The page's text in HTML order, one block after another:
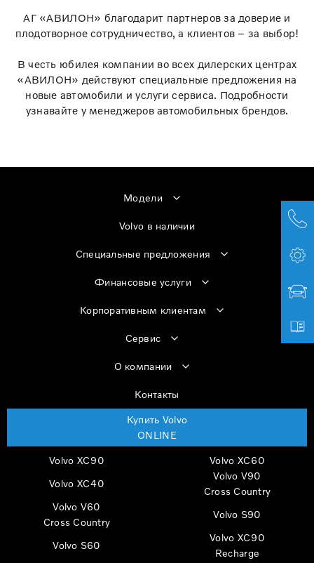
АГ «АВИЛОН» благодарит партнеров за доверие и
плодотворное сотрудничество, а клиентов – за выбор!
В честь юбилея компании во всех дилерских центрах
«АВИЛОН» действуют специальные предложения на
новые автомобили и услуги сервиса. Подробности
узнавайте у менеджеров автомобильных брендов.
Модели
Volvo в наличии
Специальные предложения
Финансовые услуги
Корпоративным клиентам
Сервис
О компании
Контакты
Купить Volvo
ONLINE
Volvo XC90
Volvo XC60
Volvo XC40
Volvo V90
Cross Country
Volvo V60
Cross Country
Volvo S90
Volvo S60
Volvo XC90
Recharge